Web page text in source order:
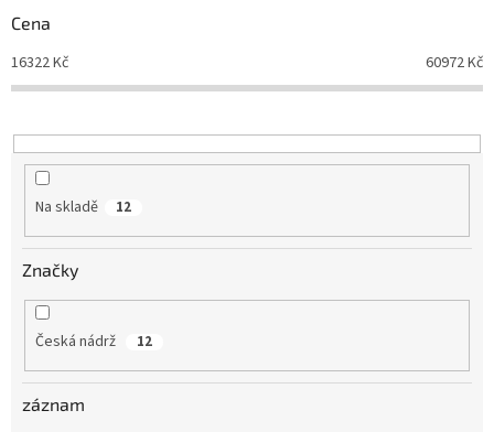
r
o
d
u
t
ů
Cena
16322Kč 60972Kč
Na skladě 12
Značky
Česká nádrž 12
záznam